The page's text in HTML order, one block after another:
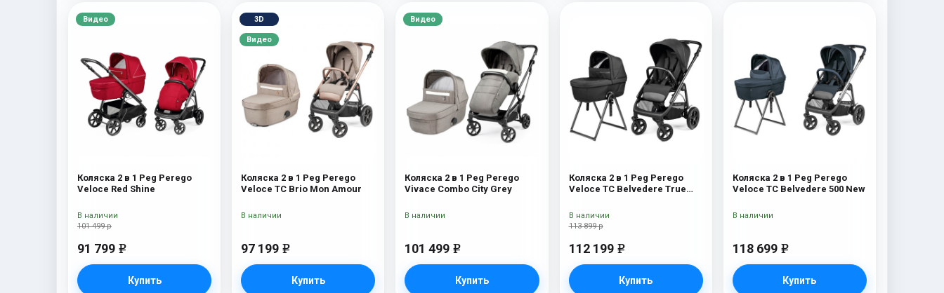
Видео
Коляска 2 в 1 Peg Perego
Veloce Red Shine
101 499 р
91 799 e
Купить
В наличии
3D
Видео
Коляска 2 в 1 Peg Perego
Veloce TC Brio Mon Amour
97 199 e
Купить
В наличии
Видео
Коляска 2 в 1 Peg Perego
Vivace Combo City Grey
101 499 e
Купить
В наличии
Коляска 2 в 1 Peg Perego
Veloce TC Belvedere True
113 899 р
112 199 e
Купить
В наличии
Коляска 2 в 1 Peg Perego
Veloce TC Belvedere 500 New
118 699 e
Купить
В наличии